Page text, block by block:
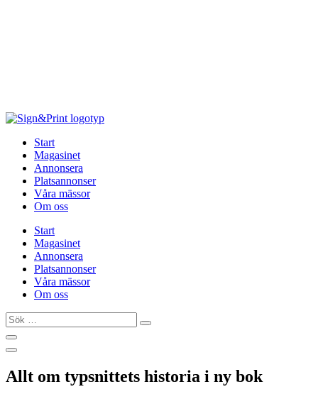
Start
Magasinet
Annonsera
Platsannonser
Våra mässor
Om oss
Start
Magasinet
Annonsera
Platsannonser
Våra mässor
Om oss
Sök
…
Allt om typsnittets historia i ny bok